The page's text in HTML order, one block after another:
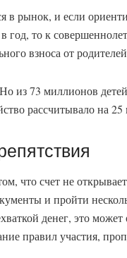
в рынок, и если
год, то к
взноса от
из 73 миллионов
рассчитывало на
что счет не
и пройти
денег, это
правил участия,